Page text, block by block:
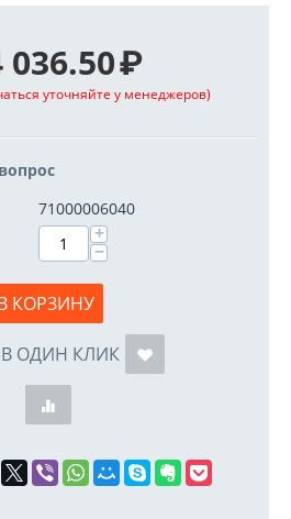
036.50₽
уточняйте у менеджеров)
71000006040
+
−
КОРЗИНУ
ОДИН КЛИК